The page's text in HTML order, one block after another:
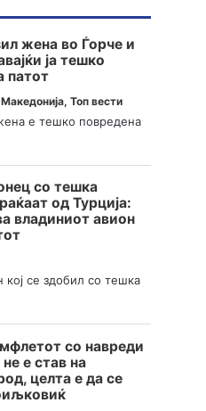
жена во Ѓорче и
ја тешко
патот
Македонија,Топ вести
е тешко повредена
со тешка
од Турција:
владиниот авион
се здобил со тешка
со навреди
е став на
целта е да се